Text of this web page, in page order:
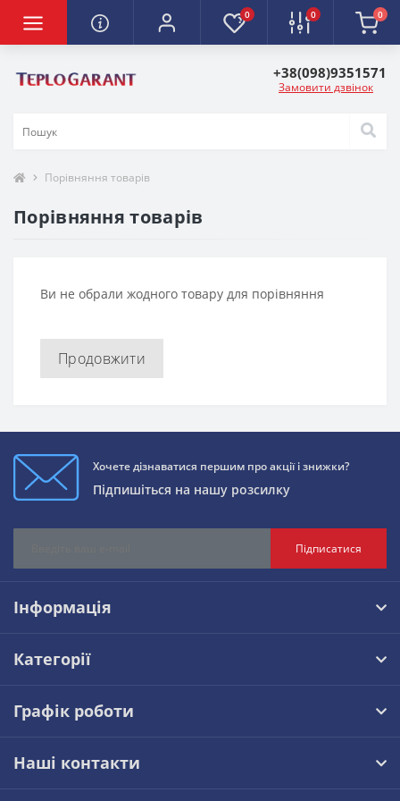
0 0 0
+38(098)9351571
Замовити дзвінок
Порівняння товарів
Порівняння товарів
Ви не обрали жодного товару для порівняння
Продовжити
Хочете дізнаватися першим про акції і знижки?
Підпишіться на нашу розсилку
Підписатися
Інформація
Категорії
Графік роботи
Наші контакти